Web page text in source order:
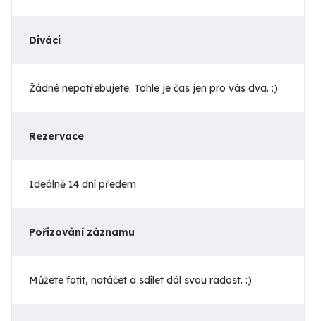
Diváci
Žádné nepotřebujete. Tohle je čas jen pro vás dva. :)
Rezervace
Ideálně 14 dní předem
Pořizování záznamu
Můžete fotit, natáčet a sdílet dál svou radost. :)